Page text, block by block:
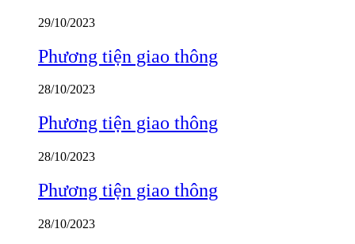
29/10/2023
Phương tiện giao thông
28/10/2023
Phương tiện giao thông
28/10/2023
Phương tiện giao thông
28/10/2023